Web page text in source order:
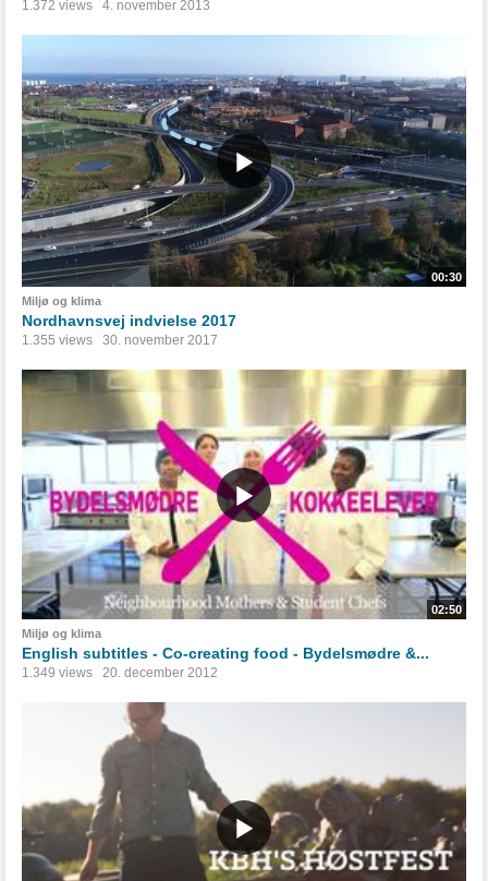
1.372 views 4. november 2013
00:30
Miljø og klima
Nordhavnsvej indvielse 2017
1.355 views 30. november 2017
02:50
Miljø og klima
English subtitles - Co-creating food - Bydelsmødre &...
1.349 views 20. december 2012